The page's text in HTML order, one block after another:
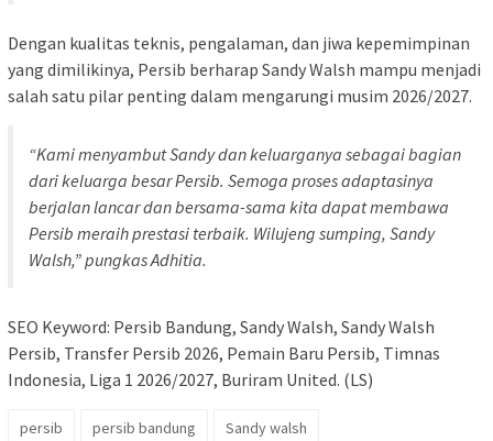
Dengan kualitas teknis, pengalaman, dan jiwa kepemimpinan
yang dimilikinya, Persib berharap Sandy Walsh mampu menjadi
salah satu pilar penting dalam mengarungi musim 2026/2027.
“Kami menyambut Sandy dan keluarganya sebagai bagian
dari keluarga besar Persib. Semoga proses adaptasinya
berjalan lancar dan bersama-sama kita dapat membawa
Persib meraih prestasi terbaik. Wilujeng sumping, Sandy
Walsh,” pungkas Adhitia.
SEO Keyword: Persib Bandung, Sandy Walsh, Sandy Walsh
Persib, Transfer Persib 2026, Pemain Baru Persib, Timnas
Indonesia, Liga 1 2026/2027, Buriram United. (LS)
persib persib bandung Sandy walsh